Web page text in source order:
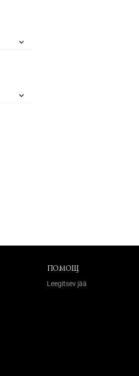
ПОМОЩ
Leegitsev jää